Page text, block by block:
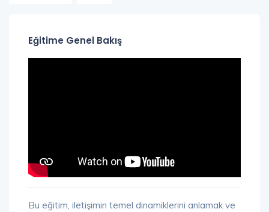
Eğitime Genel Bakış
Bu eğitim, iletişimin temel dinamiklerini anlamak ve